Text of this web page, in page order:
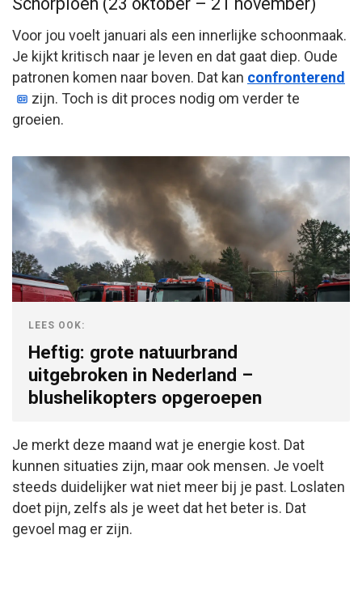
Voor jou voelt januari als een innerlijke schoonmaak.
Je kijkt kritisch naar je leven en dat gaat diep. Oude
patronen komen naar boven. Dat kan confronterend
zijn. Toch is dit proces nodig om verder te
groeien.
LEES OOK:
Heftig: grote natuurbrand
uitgebroken in Nederland –
blushelikopters opgeroepen
Je merkt deze maand wat je energie kost. Dat
kunnen situaties zijn, maar ook mensen. Je voelt
steeds duidelijker wat niet meer bij je past. Loslaten
doet pijn, zelfs als je weet dat het beter is. Dat
gevoel mag er zijn.